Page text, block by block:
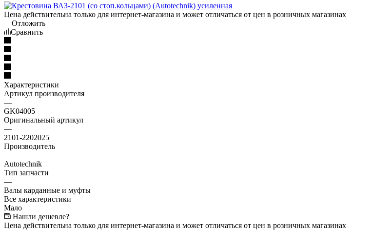
Цена действительна только для интернет-магазина и может отличаться от цен в розничных магазинах
Отложить
Сравнить
Характеристики
Артикул производителя
—
GK04005
Оригинальный артикул
—
2101-2202025
Производитель
—
Autotechnik
Тип запчасти
—
Валы карданные и муфты
Все характеристики
Мало
Нашли дешевле?
Цена действительна только для интернет-магазина и может отличаться от цен в розничных магазинах